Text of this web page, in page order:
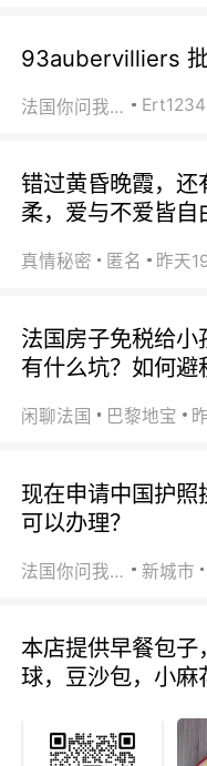
93aubervilliers 批
法国你问我答 Ert1234
错过黄昏晚霞，还
柔，爱与不爱皆自
真情秘密 匿名 昨天
法国房子免税给
有什么坑？如何避
闲聊法国 巴黎地宝
现在申请中国护
可以办理？
法国你问我答 新城市
本店提供早餐包
球，豆沙包，小麻